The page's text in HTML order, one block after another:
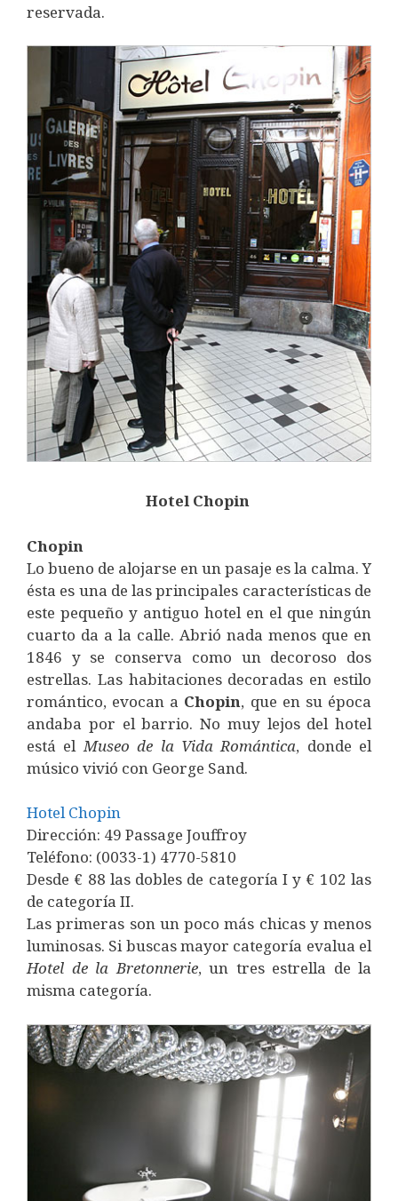
reservada.
Hotel Chopin
Chopin
Lo bueno de alojarse en un pasaje es la calma. Y
ésta es una de las principales características de
este pequeño y antiguo hotel en el que ningún
cuarto da a la calle. Abrió nada menos que en
1846 y se conserva como un decoroso dos
estrellas. Las habitaciones decoradas en estilo
romántico, evocan a Chopin, que en su época
andaba por el barrio. No muy lejos del hotel
está elMuseo de la Vida Romántica, donde el
músico vivió con George Sand.
Hotel Chopin
Dirección: 49 Passage Jouffroy
Teléfono: (0033-1) 4770-5810
Desde € 88 las dobles de categoría I y € 102 las
de categoría II.
Las primeras son un poco más chicas y menos
luminosas. Si buscas mayor categoría evalua el
Hotel de la Bretonnerie, un tres estrella de la
misma categoría.